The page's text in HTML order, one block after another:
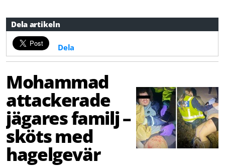
Dela artikeln
Dela
Mohammad
attackerade
jägares familj –
sköts med
hagelgevär